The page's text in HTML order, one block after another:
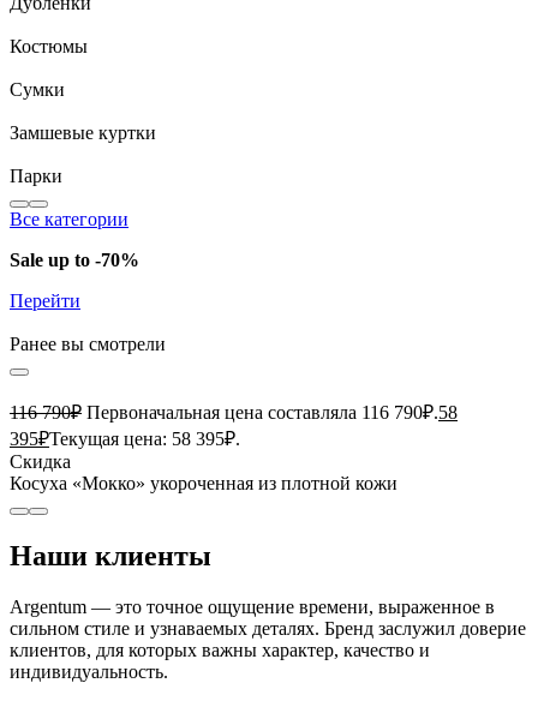
Костюмы
Сумки
Замшевые куртки
Парки
Все категории
Sale up to -70%
Перейти
Ранее вы смотрели
116 790₽ Первоначальная цена составляла 116 790₽.58
395₽Текущая цена: 58 395₽.
Скидка
Косуха «Мокко» укороченная из плотной кожи
Наши клиенты
Argentum — это точное ощущение времени, выраженное в
сильном стиле и узнаваемых деталях. Бренд заслужил доверие
клиентов, для которых важны характер, качество и
индивидуальность.